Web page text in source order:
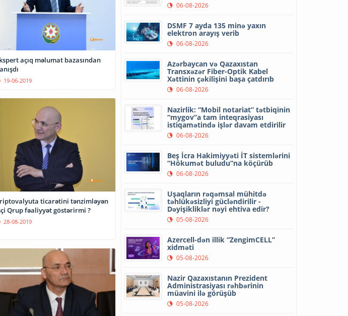
açıq məlumat bazasından
19-06-2019
ticarətini tənzimləyən
Qrup fəaliyyət göstərirmi ?
28-08-2019
06-08-2026
DSMF 7 ayda 135 minə yaxın
elektron arayış verib
06-08-2026
Azərbaycan və Qazaxıstan
Transxəzər Fiber-Optik Kabel
Xəttinin çəkilişini başa çatdırıb
06-08-2026
Nazirlik: “Mobil notariat” tətbiqinin
“mygov”a tam inteqrasiyası
istiqamətində işlər davam etdirilir
06-08-2026
Beş İcra Hakimiyyəti İT sistemlərini
“Hökumət buludu”na köçürüb
06-08-2026
Uşaqların rəqəmsal mühitdə
təhlükəsizliyi gücləndirilir -
Dəyişikliklər nəyi ehtiva edir?
05-08-2026
Azercell-dən illik “ZengimCELL”
xidməti
05-08-2026
Nazir Qazaxıstanın Prezident
Administrasiyası rəhbərinin
müavini ilə görüşüb
05-08-2026